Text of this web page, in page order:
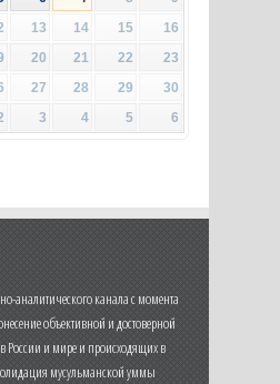
13 14 15
16
20 21 22
23
27 28 29
30
3 4 5 6
аналитического канала с момента
объективной и достоверной
России и мире и происходящих в
мусульманской уммы